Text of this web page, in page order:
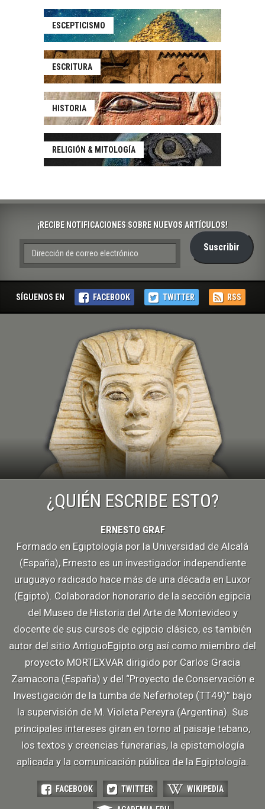
ESCEPTICISMO
ESCRITURA
HISTORIA
RELIGIÓN & MITOLOGÍA
¡RECIBE NOTIFICACIONES SOBRE NUEVOS ARTÍCULOS!
DIRECCIÓN
CORREO
Suscribir
SÍGUENOS EN FACEBOOK TWITTER RSS
¿QUIÉN ESCRIBE ESTO?
ERNESTO GRAF
Formado en Egiptología por la Universidad de Alcalá
(España), Ernesto es un investigador independiente
uruguayo radicado hace más de una década en Luxor
(Egipto). Colaborador honorario de la sección egipcia
del Museo de Historia del Arte de Montevideo y
docente de sus cursos de egipcio clásico, es también
autor del sitio AntiguoEgipto.org así como miembro del
proyecto MORTEXVAR dirigido por Carlos Gracia
Zamacona (España) y del “Proyecto de Conservación e
Investigación de la tumba de Neferhotep (TT49)” bajo
la supervisión de M. Violeta Pereyra (Argentina). Sus
principales intereses giran en torno al paisaje tebano,
los textos y creencias funerarias, la epistemología
aplicada y la comunicación pública de la Egiptología.
FACEBOOK TWITTER WIKIPEDIA